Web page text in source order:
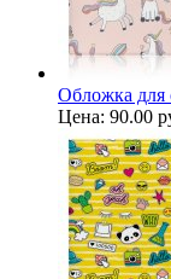
Обложка для
Цена: 90.00